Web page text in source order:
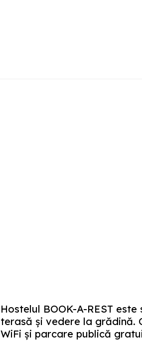
Hostelul BOOK-A-REST
terasă şi vedere la grădină.
WiFi şi parcare publică